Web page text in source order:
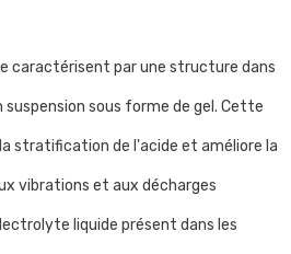
caractérisent par une structure dans
sous forme de gel. Cette
stratification de l'acide et améliore la
vibrations et aux décharges
liquide présent dans les